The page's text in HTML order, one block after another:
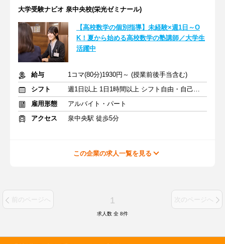
大学受験ナビオ 泉中央校(栄光ゼミナール)
【高校数学の個別指導】未経験×週1日～O
K！夏から始める高校数学の塾講師／大学生
活躍中
給与
1コマ(80分)1930円～ (授業前後手当含む)
シフト
週1日以上 1日1時間以上 シフト自由・自己申告
雇用形態
アルバイト・パート
アクセス
泉中央駅 徒歩5分
この企業の求人一覧を見る
前のページへ 1 次のページへ
求人数 全 8件